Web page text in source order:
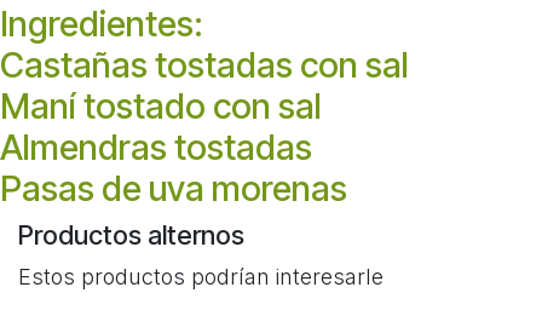
Ingredientes:
Castañas tostadas con sal
Maní tostado con sal
Almendras tostadas
Pasas de uva morenas
Productos alternos
Estos productos podrían interesarle